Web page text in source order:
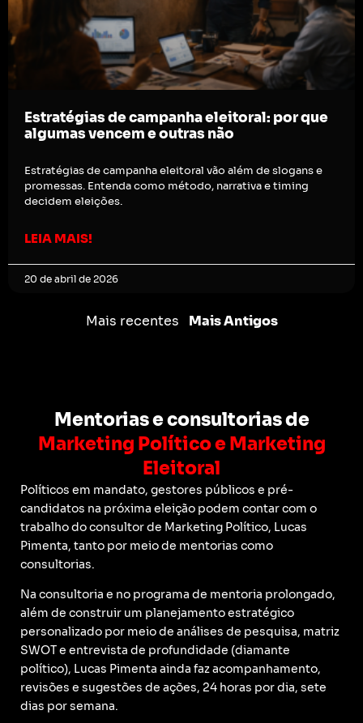
Estratégias de campanha eleitoral: por que
algumas vencem e outras não
Estratégias de campanha eleitoral vão além de slogans e
promessas. Entenda como método, narrativa e timing
decidem eleições.
LEIA MAIS!
20 de abril de 2026
Mais recentes Mais Antigos
Mentorias e consultorias de
Marketing Político e Marketing
Eleitoral
Políticos em mandato, gestores públicos e pré-
candidatos na próxima eleição podem contar com o
trabalho do consultor de Marketing Político, Lucas
Pimenta, tanto por meio de mentorias como
consultorias.
Na consultoria e no programa de mentoria prolongado,
além de construir um planejamento estratégico
personalizado por meio de análises de pesquisa, matriz
SWOT e entrevista de profundidade (diamante
político), Lucas Pimenta ainda faz acompanhamento,
revisões e sugestões de ações, 24 horas por dia, sete
dias por semana.